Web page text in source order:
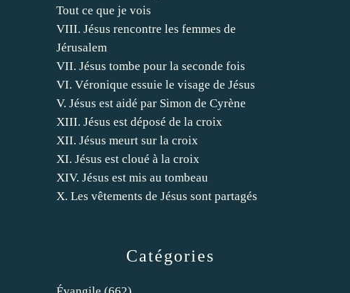
Catégories
Tout ce que je vois
VIII. Jésus rencontre les femmes de
Jérusalem
VII. Jésus tombe pour la seconde fois
VI. Véronique essuie le visage de Jésus
V. Jésus est aidé par Simon de Cyrène
XIII. Jésus est déposé de la croix
XII. Jésus meurt sur la croix
XI. Jésus est cloué à la croix
XIV. Jésus est mis au tombeau
X. Les vêtements de Jésus sont partagés